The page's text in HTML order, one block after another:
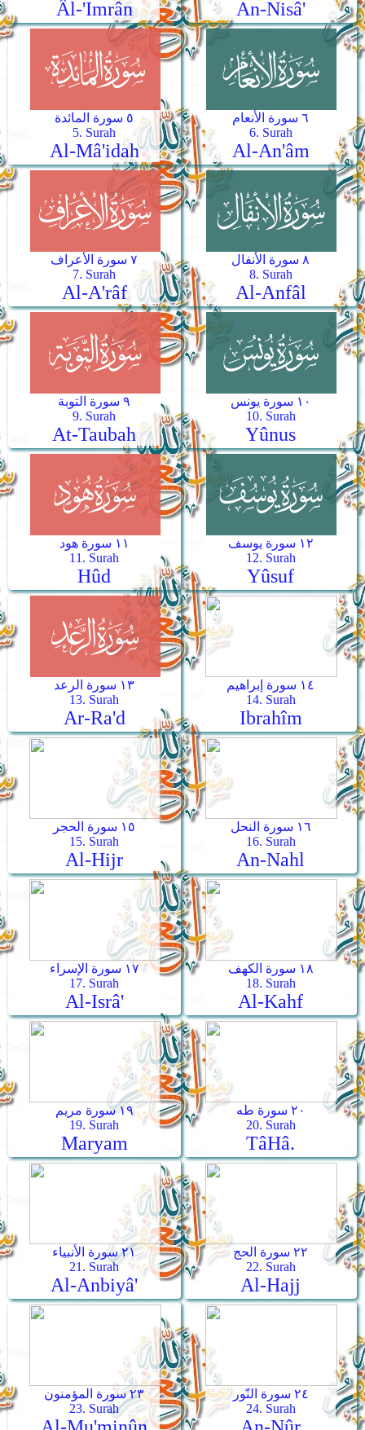
Âl-'Imrân An-Nisâ'
٥ سورة المائدة
5. Surah
Al-Mâ'idah
٦ سورة الأنعام
6. Surah
Al-An'âm
٧ سورة الأعراف
7. Surah
Al-A'râf
٨ سورة الأنفال
8. Surah
Al-Anfâl
٩ سورة التوبة
9. Surah
At-Taubah
١٠ سورة يونس
10. Surah
Yûnus
١١ سورة هود
11. Surah
Hûd
١٢ سورة يوسف
12. Surah
Yûsuf
١٣ سورة الرعد
13. Surah
Ar-Ra'd
١٤ سورة إبراهيم
14. Surah
Ibrahîm
١٥ سورة الحجر
15. Surah
Al-Hijr
١٦ سورة النحل
16. Surah
An-Nahl
١٧ سورة الإسراء
17. Surah
Al-Isrâ'
١٨ سورة الكهف
18. Surah
Al-Kahf
١٩ سورة مريم
19. Surah
Maryam
٢٠ سورة طه
20. Surah
Tâ­Hâ.
٢١ سورة الأنبياء
21. Surah
Al-Anbiyâ'
٢٢ سورة الحج
22. Surah
Al-Hajj
٢٣ سورة المؤمنون
23. Surah
٢٤ سورة النّور
24. Surah